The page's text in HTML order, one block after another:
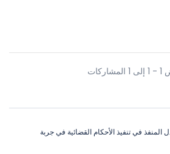
المنفذ في تنفيذ الأحكام القضائية في جربة